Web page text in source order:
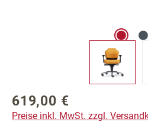
Regulärer Preis:
619,00 €
Preise inkl. MwSt. zzgl.